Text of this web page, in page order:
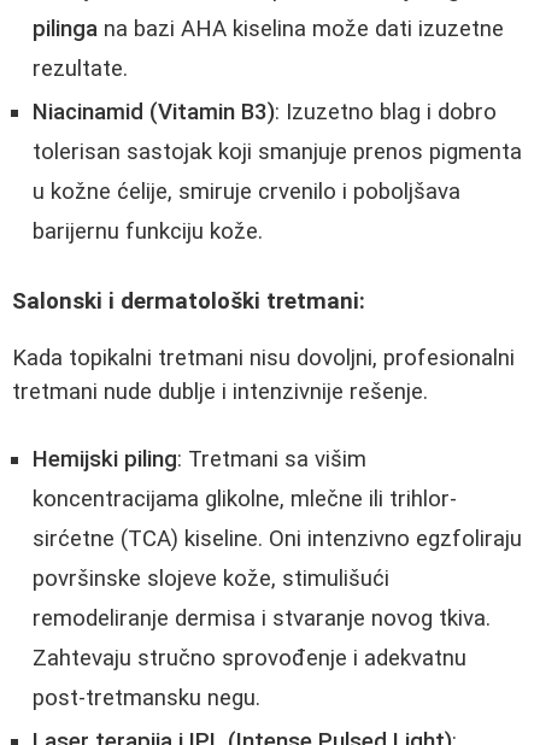
pilinga na bazi AHA kiselina može dati izuzetne
rezultate.
Niacinamid (Vitamin B3): Izuzetno blag i dobro
tolerisan sastojak koji smanjuje prenos pigmenta
u kožne ćelije, smiruje crvenilo i poboljšava
barijernu funkciju kože.
Salonski i dermatološki tretmani:
Kada topikalni tretmani nisu dovoljni, profesionalni
tretmani nude dublje i intenzivnije rešenje.
Hemijski piling: Tretmani sa višim
koncentracijama glikolne, mlečne ili trihlor-
sirćetne (TCA) kiseline. Oni intenzivno egzfoliraju
površinske slojeve kože, stimulišući
remodeliranje dermisa i stvaranje novog tkiva.
Zahtevaju stručno sprovođenje i adekvatnu
post-tretmansku negu.